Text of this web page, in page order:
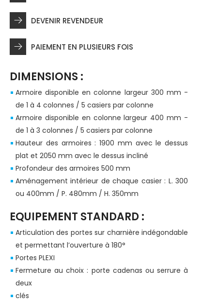
DEVENIR REVENDEUR
PAIEMENT EN PLUSIEURS FOIS
DIMENSIONS :
Armoire disponible en colonne largeur 300 mm -
de 1 à 4 colonnes / 5 casiers par colonne
Armoire disponible en colonne largeur 400 mm -
de 1 à 3 colonnes / 5 casiers par colonne
Hauteur des armoires : 1900 mm avec le dessus
plat et 2050 mm avec le dessus incliné
Profondeur des armoires 500 mm
Aménagement intérieur de chaque casier : L. 300
ou 400mm / P. 480mm / H. 350mm
EQUIPEMENT STANDARD :
Articulation des portes sur charnière indégondable
et permettant l’ouverture à 180°
Portes PLEXI
Fermeture au choix : porte cadenas ou serrure à
deux
clés